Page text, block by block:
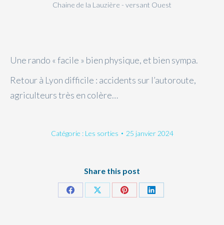
Chaine de la Lauzière - versant Ouest
Une rando « facile » bien physique, et bien sympa.
Retour à Lyon difficile : accidents sur l’autoroute,
agriculteurs très en colère…
Catégorie : Les sorties 25 janvier 2024
Share this post
PartagerPartagerPartagerPartager